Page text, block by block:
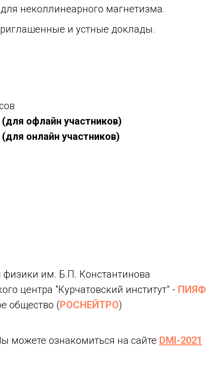
неколлинеарного магнетизма.
и устные доклады.
офлайн участников)
онлайн участников)
физики им. Б.П. Константинова
центра "Курчатовский институт" - ПИЯФ
общество (РОСНЕЙТРО)
можете ознакомиться на сайте DMI-2021